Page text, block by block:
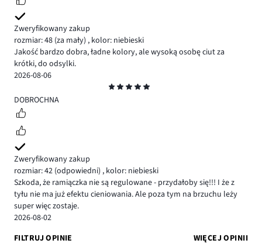
Zweryfikowany zakup
rozmiar: 48 (za mały) , kolor: niebieski
Jakość bardzo dobra, ładne kolory, ale wysoką osobę ciut za
krótki, do odsylki.
2026-08-06
5
DOBROCHNA
Zweryfikowany zakup
rozmiar: 42 (odpowiedni) , kolor: niebieski
Szkoda, że ramiączka nie są regulowane - przydałoby się!!! I że z
tyłu nie ma już efektu cieniowania. Ale poza tym na brzuchu leży
super więc zostaje.
2026-08-02
FILTRUJ OPINIE
WIĘCEJ OPINII